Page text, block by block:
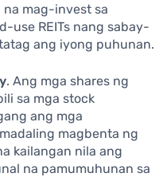
mag-invest sa
use REITs nang sabay-
ang iyong puhunan.
. Ang mga shares ng
sa mga stock
ang mga
magbenta ng
kailangan nila ang
na pamumuhunan sa